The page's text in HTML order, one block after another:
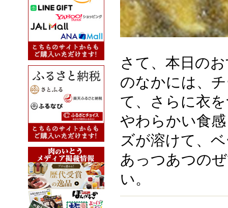
さて、本日の
のなかには、
て、さらに衣
やわらかい食
ズが溶けて、
あっつあつの
い。